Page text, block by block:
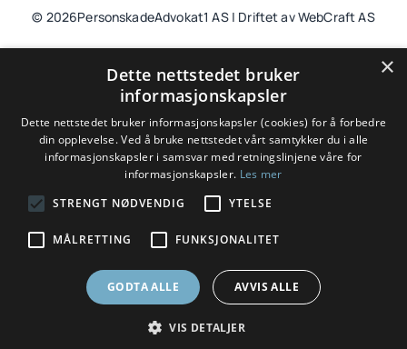
© 2026PersonskadeAdvokat1 AS | Driftet av WebCraft AS
Til toppen
Spesialisert advokat innen erstatning etter
trafikkskade og pasientskade.
×
Dette nettstedet bruker
informasjonskapsler
Dette nettstedet bruker informasjonskapsler (cookies) for å forbedre
din opplevelse. Ved å bruke nettstedet vårt samtykker du i alle
informasjonskapsler i samsvar med retningslinjene våre for
informasjonskapsler. Les mer
STRENGT NØDVENDIG
YTELSE
MÅLRETTING FUNKSJONALITET
GODTA ALLE AVVIS ALLE
VIS DETALJER